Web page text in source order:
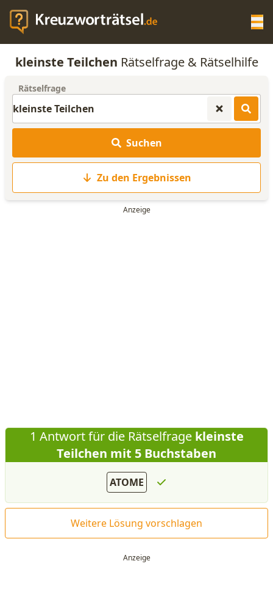
KREUZWORTRÄTSEL-HILFE
ANAGRAMM-GENERATOR
kleinste Teilchen Rätselfrage & Rätselhilfe
Rätselfrage
Suchen
Zu den Ergebnissen
1 Antwort für die Rätselfragekleinste
Teilchen mit 5 Buchstaben
ATOME
Weitere Lösung vorschlagen